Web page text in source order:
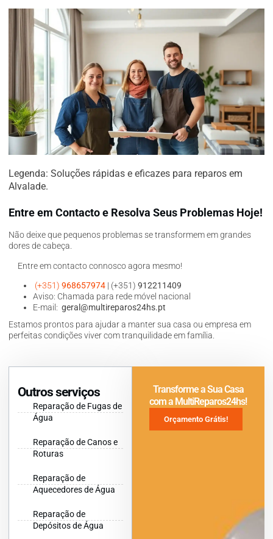
Legenda: Soluções rápidas e eficazes para reparos em
Alvalade.
Entre em Contacto e Resolva Seus Problemas Hoje!
Não deixe que pequenos problemas se transformem em grandes
dores de cabeça.
Entre em contacto connosco agora mesmo!
(+351) 968657974 | (+351) 912211409
Aviso: Chamada para rede móvel nacional
E-mail: geral@multireparos24hs.pt
Estamos prontos para ajudar a manter sua casa ou empresa em
perfeitas condições viver com tranquilidade em família.
Outros serviços
Reparação de Fugas de
Água
Reparação de Canos e
Roturas
Reparação de
Aquecedores de Água
Reparação de
Depósitos de Água
Transforme a Sua Casa
com a MultiReparos24hs!
Orçamento Grátis!